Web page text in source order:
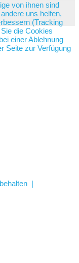
|
von ihnen sind
uns helfen,
(Tracking
die Cookies
einer Ablehnung
Seite zur Verfügung